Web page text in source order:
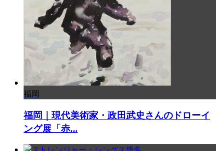
福岡
福岡｜現代美術家・政田武史さんのドローイ
ング展「赤...